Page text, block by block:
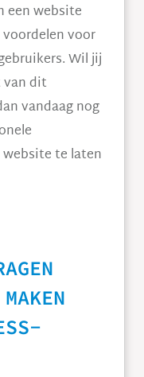
een website
voor
Wil jij
dit
vandaag nog
te laten